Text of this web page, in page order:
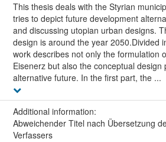
This thesis deals with the Styrian
tries to depict future development
and discussing utopian urban designs.
design is around the year 2050.Divided
work describes not only the formulation
Eisenerz but also the conceptual design
alternative future. In the first part, the ...
Additional information:
Abweichender Titel nach Übersetzung
Verfassers